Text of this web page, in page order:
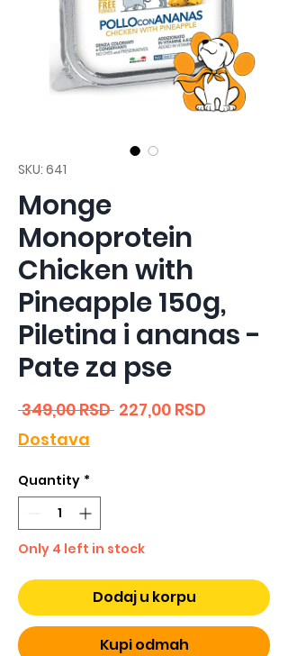
SKU: 641
Monge
Monoprotein
Chicken with
Pineapple 150g,
Piletina i ananas -
Pate za pse
349,00 RSD Regular
227,00 RSD
Dostava
Quantity *
Only 4 left in stock
Dodaj u korpu
Kupi odmah